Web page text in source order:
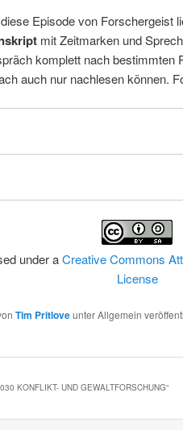
Episode von Forschergeist
mit Zeitmarken und
komplett nach bestimmten
auch nur nachlesen können.
under aCreative Commons
License
Tim Pritloveunter Allgemein
KONFLIKT- UND GEWALTFORSCHUNG“